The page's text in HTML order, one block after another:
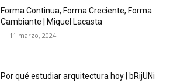
Forma Continua, Forma Creciente, Forma
Cambiante | Miquel Lacasta
11 marzo, 2024
Por qué estudiar arquitectura hoy | bRijUNi